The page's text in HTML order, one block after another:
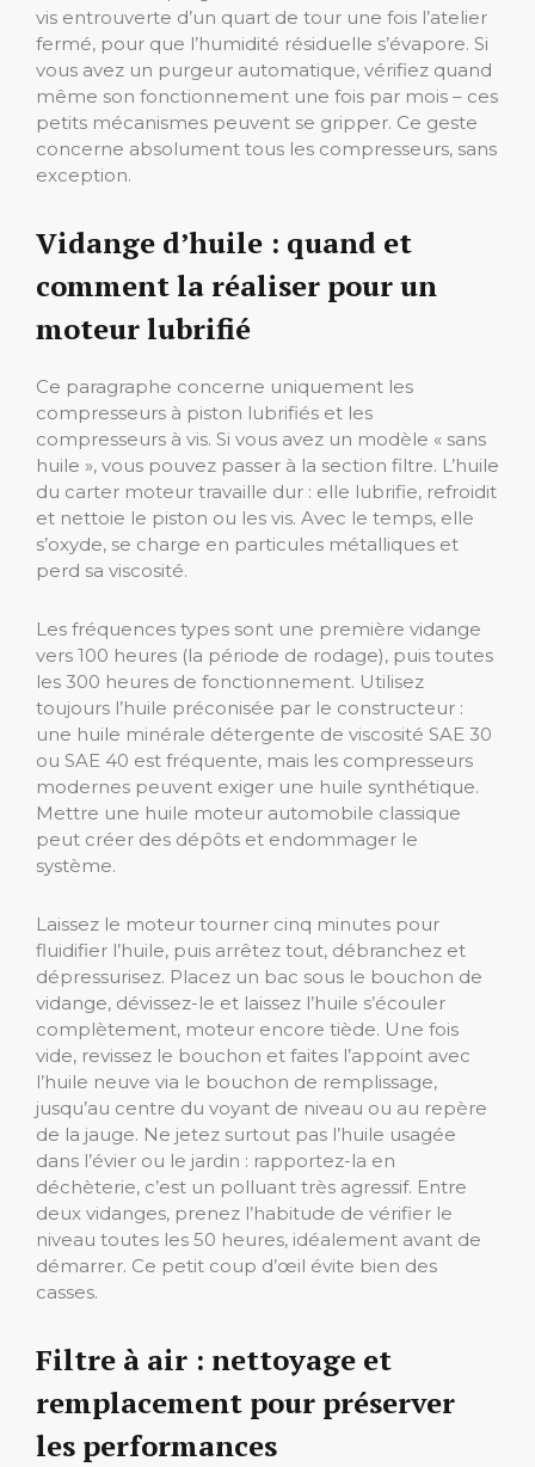
vis entrouverte d’un quart de tour une fois l’atelier
fermé, pour que l’humidité résiduelle s’évapore. Si
vous avez un purgeur automatique, vérifiez quand
même son fonctionnement une fois par mois – ces
petits mécanismes peuvent se gripper. Ce geste
concerne absolument tous les compresseurs, sans
exception.
Vidange d’huile : quand et
comment la réaliser pour un
moteur lubrifié
Ce paragraphe concerne uniquement les
compresseurs à piston lubrifiés et les
compresseurs à vis. Si vous avez un modèle « sans
huile », vous pouvez passer à la section filtre. L’huile
du carter moteur travaille dur : elle lubrifie, refroidit
et nettoie le piston ou les vis. Avec le temps, elle
s’oxyde, se charge en particules métalliques et
perd sa viscosité.
Les fréquences types sont une première vidange
vers 100 heures (la période de rodage), puis toutes
les 300 heures de fonctionnement. Utilisez
toujours l’huile préconisée par le constructeur :
une huile minérale détergente de viscosité SAE 30
ou SAE 40 est fréquente, mais les compresseurs
modernes peuvent exiger une huile synthétique.
Mettre une huile moteur automobile classique
peut créer des dépôts et endommager le
système.
Laissez le moteur tourner cinq minutes pour
fluidifier l’huile, puis arrêtez tout, débranchez et
dépressurisez. Placez un bac sous le bouchon de
vidange, dévissez-le et laissez l’huile s’écouler
complètement, moteur encore tiède. Une fois
vide, revissez le bouchon et faites l’appoint avec
l’huile neuve via le bouchon de remplissage,
jusqu’au centre du voyant de niveau ou au repère
de la jauge. Ne jetez surtout pas l’huile usagée
dans l’évier ou le jardin : rapportez-la en
déchèterie, c’est un polluant très agressif. Entre
deux vidanges, prenez l’habitude de vérifier le
niveau toutes les 50 heures, idéalement avant de
démarrer. Ce petit coup d’œil évite bien des
casses.
Filtre à air : nettoyage et
remplacement pour préserver
les performances